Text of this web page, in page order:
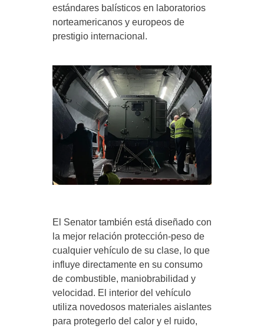
estándares balísticos en laboratorios
norteamericanos y europeos de
prestigio internacional.
El Senator también está diseñado con
la mejor relación protección-peso de
cualquier vehículo de su clase, lo que
influye directamente en su consumo
de combustible, maniobrabilidad y
velocidad. El interior del vehículo
utiliza novedosos materiales aislantes
para protegerlo del calor y el ruido,